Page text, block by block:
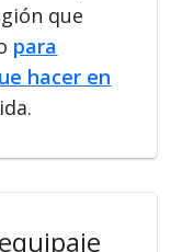
que
para
hacer en